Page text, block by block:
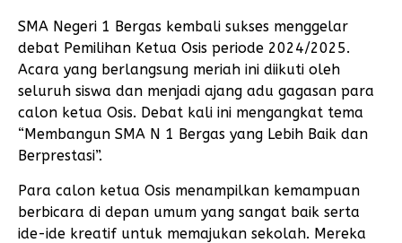
SMA Negeri 1 Bergas kembali sukses menggelar
debat Pemilihan Ketua Osis periode 2024/2025.
Acara yang berlangsung meriah ini diikuti oleh
seluruh siswa dan menjadi ajang adu gagasan para
calon ketua Osis. Debat kali ini mengangkat tema
“Membangun SMA N 1 Bergas yang Lebih Baik dan
Berprestasi”.
Para calon ketua Osis menampilkan kemampuan
berbicara di depan umum yang sangat baik serta
ide-ide kreatif untuk memajukan sekolah. Mereka